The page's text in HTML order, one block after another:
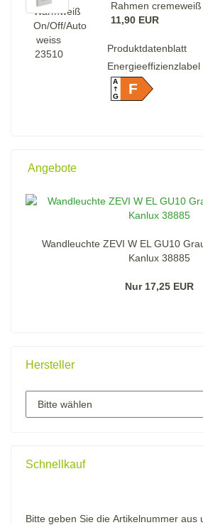
Rahmen cremeweiß
11,90 EUR
Produktdatenblatt
Energieeffizienzlabel
A
GF
Angebote
Wandleuchte ZEVI W EL GU10
Kanlux 38885
Nur 17,25 EUR
Hersteller
Schnellkauf
BITTE
Bitte geben Sie die Artikelnummer aus